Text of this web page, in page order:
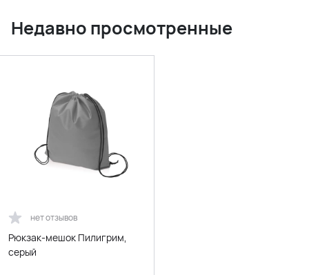
Недавно просмотренные
нет отзывов
Рюкзак-мешок Пилигрим,
серый